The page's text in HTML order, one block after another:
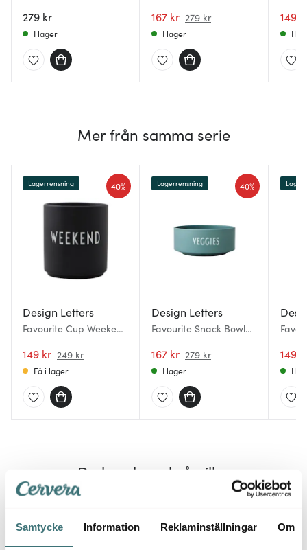
Samtycke Information Reklaminställningar Om
blue
279 kr
I lager
167 kr 279 kr
I lager
149
I
Mer från samma serie
Design Letters
Favourite Cup Weekend
149 kr 249 kr
40%
Lagerrensning
Få i lager
Design Letters
Favourite Snack Bowl
Green
167 kr 279 kr
40%
Lagerrensning
I lager
149
I
Du kanske också gillar
40% 40%